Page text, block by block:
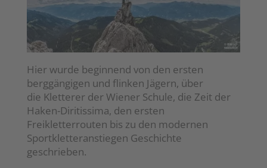
Hier wurde beginnend von den ersten
berggängigen und flinken Jägern, über
die Kletterer der Wiener Schule, die Zeit der
Haken-Diritissima, den ersten
Freikletterrouten bis zu den modernen
Sportkletteranstiegen Geschichte
geschrieben.